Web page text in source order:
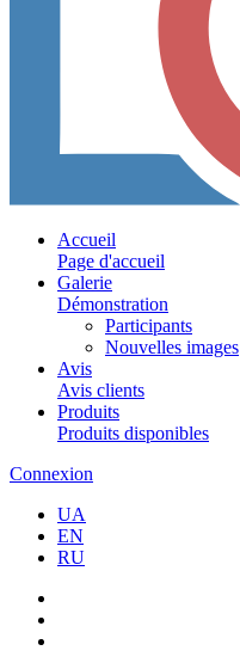
Accueil
Page d'accueil
Galerie
Démonstration
Participants
Nouvelles images
Avis
Avis clients
Produits
Produits disponibles
Connexion
UA
EN
RU